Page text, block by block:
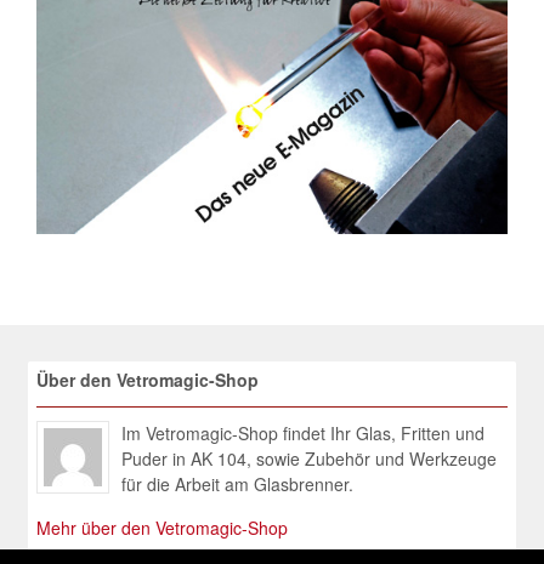
Über den Vetromagic-Shop
Im Vetromagic-Shop findet Ihr Glas, Fritten und
Puder in AK 104, sowie Zubehör und Werkzeuge
für die Arbeit am Glasbrenner.
Mehr über den Vetromagic-Shop